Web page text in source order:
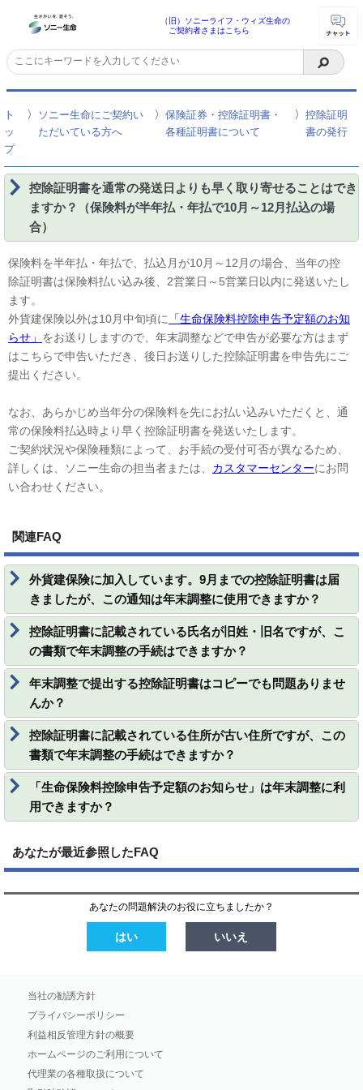
（旧）ソニーライフ・ウィズ生命の
ご契約者さまはこちら
ト
ッ
プ
〉
ソニー生命にご契約い
ただいている方へ
〉保険証券・控除証明書・
各種証明書について
〉 控除証明
書の発行
控除証明書を通常の発送日よりも早く取り寄せることはでき
ますか？（保険料が半年払・年払で10月～12月払込の場
合）
保険料を半年払・年払で、払込月が10月～12月の場合、当年の控
除証明書は保険料払い込み後、2営業日～5営業日以内に発送いたし
ます。
外貨建保険以外は10月中旬頃に
「生命保険料控除申告予定額のお知
らせ」 をお送りしますので、年末調整などで申告が必要な方はまず
はこちらで申告いただき、後日お送りした控除証明書を申告先にご
提出ください。
なお、あらかじめ当年分の保険料を先にお払い込みいただくと、通
常の保険料払込時より早く控除証明書を発送いたします。
ご契約状況や保険種類によって、お手続の受付可否が異なるため、
詳しくは、ソニー生命の担当者または、 カスタマーセンターにお問
い合わせください。
関連FAQ
外貨建保険に加入しています。9月までの控除証明書は届
きましたが、この通知は年末調整に使用できますか？
控除証明書に記載されている氏名が旧姓・旧名ですが、こ
の書類で年末調整の手続はできますか？
年末調整で提出する控除証明書はコピーでも問題ありませ
んか？
控除証明書に記載されている住所が古い住所ですが、この
書類で年末調整の手続はできますか？
「生命保険料控除申告予定額のお知らせ」は年末調整に利
用できますか？
あなたが最近参照したFAQ
あなたの問題解決のお役に立ちましたか？
はい いいえ
当社の勧誘方針
プライバシーポリシー
利益相反管理方針の概要
ホームページのご利用について
代理業の各種取扱について